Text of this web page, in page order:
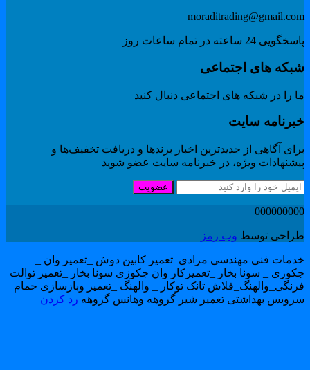
24 ساعته در تمام ساعات روز
های اجتماعی
را در شبکه های اجتماعی دنبال کنید
سایت
آگاهی از جدیدترین اخبار برندها و دریافت تخفیف‌ها و
ویژه، در خبرنامه سایت عضو شوید
عضویت
توسطوب رمز
فنی مهندسی مرادی–تعمیر کابین دوش _تعمیر وان _
_ سونا بخار _تعمیرکار وان جکوزی سونا بخار _تعمیر توالت
تانک توکار _ والهنگ _تعمیر وبازسازی حمام
بهداشتی تعمیر شیر گروهه وهانس گروههرد کردن